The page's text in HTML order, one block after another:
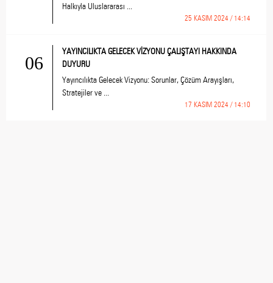
Halkıyla Uluslararası ...
25 KASIM 2024 / 14:14
06
YAYINCILIKTA GELECEK VİZYONU ÇALIŞTAYI HAKKINDA
DUYURU
Yayıncılıkta Gelecek Vizyonu: Sorunlar, Çözüm Arayışları,
Stratejiler ve ...
17 KASIM 2024 / 14:10